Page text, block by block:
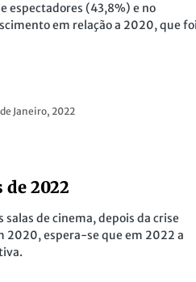
espectadores (43,8%) e no
em relação a 2020, que foi
de Janeiro, 2022
2022
salas de cinema, depois da crise
2020, espera-se que em 2022 a